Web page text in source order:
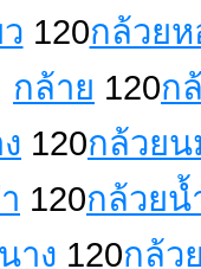
120กล้วย
กล้าย 120ก
120กล้วย
120กล้วยน้
นาง 120กล้ว